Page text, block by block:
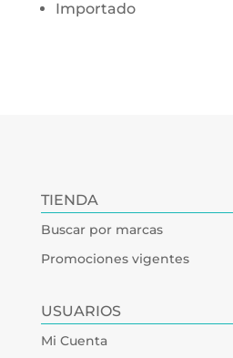
Importado
TIENDA
Buscar por marcas
Promociones vigentes
USUARIOS
Mi Cuenta